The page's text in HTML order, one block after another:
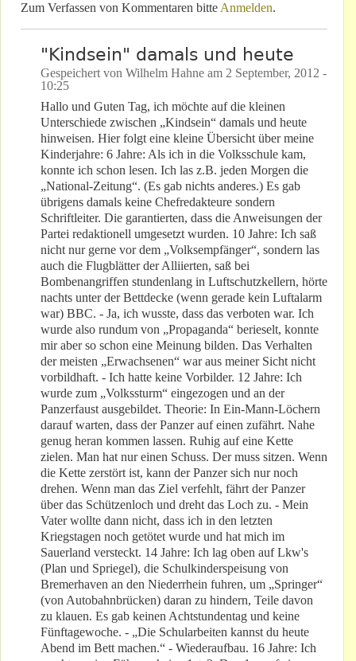
Zum Verfassen von Kommentaren bitte Anmelden.
"Kindsein" damals und heute
Gespeichert von Wilhelm Hahne am 2 September, 2012 -
10:25
Hallo und Guten Tag, ich möchte auf die kleinen
Unterschiede zwischen „Kindsein“ damals und heute
hinweisen. Hier folgt eine kleine Übersicht über meine
Kinderjahre: 6 Jahre: Als ich in die Volksschule kam,
konnte ich schon lesen. Ich las z.B. jeden Morgen die
„National-Zeitung“. (Es gab nichts anderes.) Es gab
übrigens damals keine Chefredakteure sondern
Schriftleiter. Die garantierten, dass die Anweisungen der
Partei redaktionell umgesetzt wurden. 10 Jahre: Ich saß
nicht nur gerne vor dem „Volksempfänger“, sondern las
auch die Flugblätter der Alliierten, saß bei
Bombenangriffen stundenlang in Luftschutzkellern, hörte
nachts unter der Bettdecke (wenn gerade kein Luftalarm
war) BBC. - Ja, ich wusste, dass das verboten war. Ich
wurde also rundum von „Propaganda“ berieselt, konnte
mir aber so schon eine Meinung bilden. Das Verhalten
der meisten „Erwachsenen“ war aus meiner Sicht nicht
vorbildhaft. - Ich hatte keine Vorbilder. 12 Jahre: Ich
wurde zum „Volkssturm“ eingezogen und an der
Panzerfaust ausgebildet. Theorie: In Ein-Mann-Löchern
darauf warten, dass der Panzer auf einen zufährt. Nahe
genug heran kommen lassen. Ruhig auf eine Kette
zielen. Man hat nur einen Schuss. Der muss sitzen. Wenn
die Kette zerstört ist, kann der Panzer sich nur noch
drehen. Wenn man das Ziel verfehlt, fährt der Panzer
über das Schützenloch und dreht das Loch zu. - Mein
Vater wollte dann nicht, dass ich in den letzten
Kriegstagen noch getötet wurde und hat mich im
Sauerland versteckt. 14 Jahre: Ich lag oben auf Lkw's
(Plan und Spriegel), die Schulkinderspeisung von
Bremerhaven an den Niederrhein fuhren, um „Springer“
(von Autobahnbrücken) daran zu hindern, Teile davon
zu klauen. Es gab keinen Achtstundentag und keine
Fünftagewoche. - „Die Schularbeiten kannst du heute
Abend im Bett machen.“ - Wiederaufbau. 16 Jahre: Ich